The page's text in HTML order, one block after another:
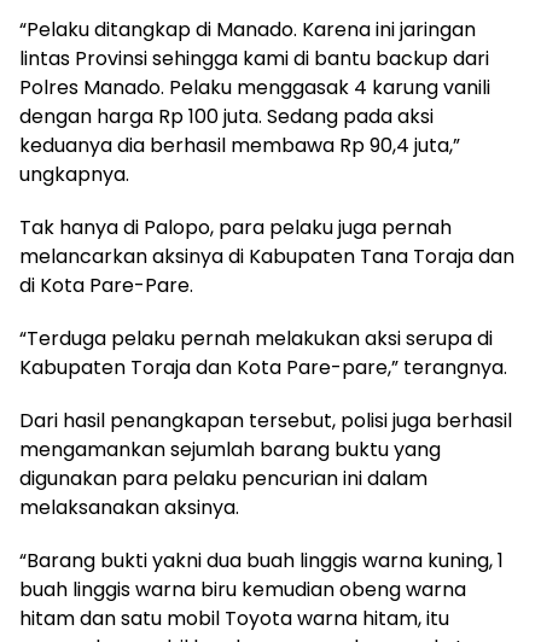
“Pelaku ditangkap di Manado. Karena ini jaringan
lintas Provinsi sehingga kami di bantu backup dari
Polres Manado. Pelaku menggasak 4 karung vanili
dengan harga Rp 100 juta. Sedang pada aksi
keduanya dia berhasil membawa Rp 90,4 juta,”
ungkapnya.
Tak hanya di Palopo, para pelaku juga pernah
melancarkan aksinya di Kabupaten Tana Toraja dan
di Kota Pare-Pare.
“Terduga pelaku pernah melakukan aksi serupa di
Kabupaten Toraja dan Kota Pare-pare,” terangnya.
Dari hasil penangkapan tersebut, polisi juga berhasil
mengamankan sejumlah barang buktu yang
digunakan para pelaku pencurian ini dalam
melaksanakan aksinya.
“Barang bukti yakni dua buah linggis warna kuning, 1
buah linggis warna biru kemudian obeng warna
hitam dan satu mobil Toyota warna hitam, itu